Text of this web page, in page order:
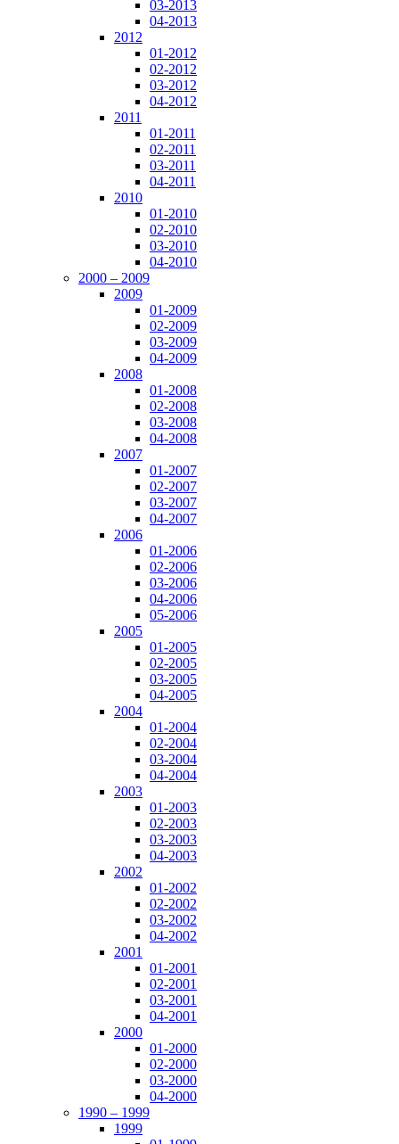
03-2013
04-2013
2012
01-2012
02-2012
03-2012
04-2012
2011
01-2011
02-2011
03-2011
04-2011
2010
01-2010
02-2010
03-2010
04-2010
2000 – 2009
2009
01-2009
02-2009
03-2009
04-2009
2008
01-2008
02-2008
03-2008
04-2008
2007
01-2007
02-2007
03-2007
04-2007
2006
01-2006
02-2006
03-2006
04-2006
05-2006
2005
01-2005
02-2005
03-2005
04-2005
2004
01-2004
02-2004
03-2004
04-2004
2003
01-2003
02-2003
03-2003
04-2003
2002
01-2002
02-2002
03-2002
04-2002
2001
01-2001
02-2001
03-2001
04-2001
2000
01-2000
02-2000
03-2000
04-2000
1990 – 1999
1999